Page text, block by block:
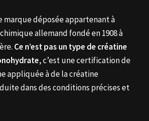
marque déposée appartenant à
allemand fondé en 1908 à
Ce n’est pas un type de créatine
, c’est une certification de
appliquée à de la créatine
dans des conditions précises et